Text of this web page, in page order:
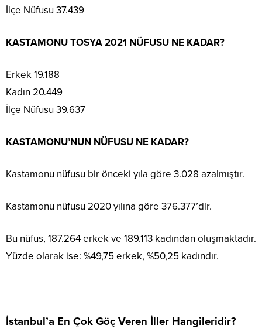
İlçe Nüfusu 37.439
KASTAMONU TOSYA 2021 NÜFUSU NE KADAR?
Erkek 19.188
Kadın 20.449
İlçe Nüfusu 39.637
KASTAMONU’NUN NÜFUSU NE KADAR?
Kastamonu nüfusu bir önceki yıla göre 3.028 azalmıştır.
Kastamonu nüfusu 2020 yılına göre 376.377’dir.
Bu nüfus, 187.264 erkek ve 189.113 kadından oluşmaktadır.
Yüzde olarak ise: %49,75 erkek, %50,25 kadındır.
İstanbul’a En Çok Göç Veren İller Hangileridir?